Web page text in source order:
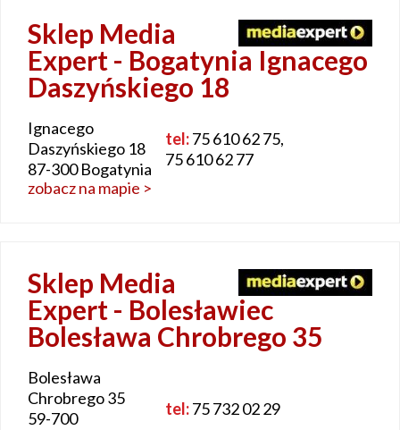
Sklep Media
Expert - Bogatynia Ignacego
Daszyńskiego 18
Ignacego
Daszyńskiego 18
87-300 Bogatynia
tel:75 610 62 75,
75 610 62 77
zobacz na mapie >
Sklep Media
Expert - Bolesławiec
Bolesława Chrobrego 35
Bolesława
Chrobrego 35
59-700
tel:75 732 02 29